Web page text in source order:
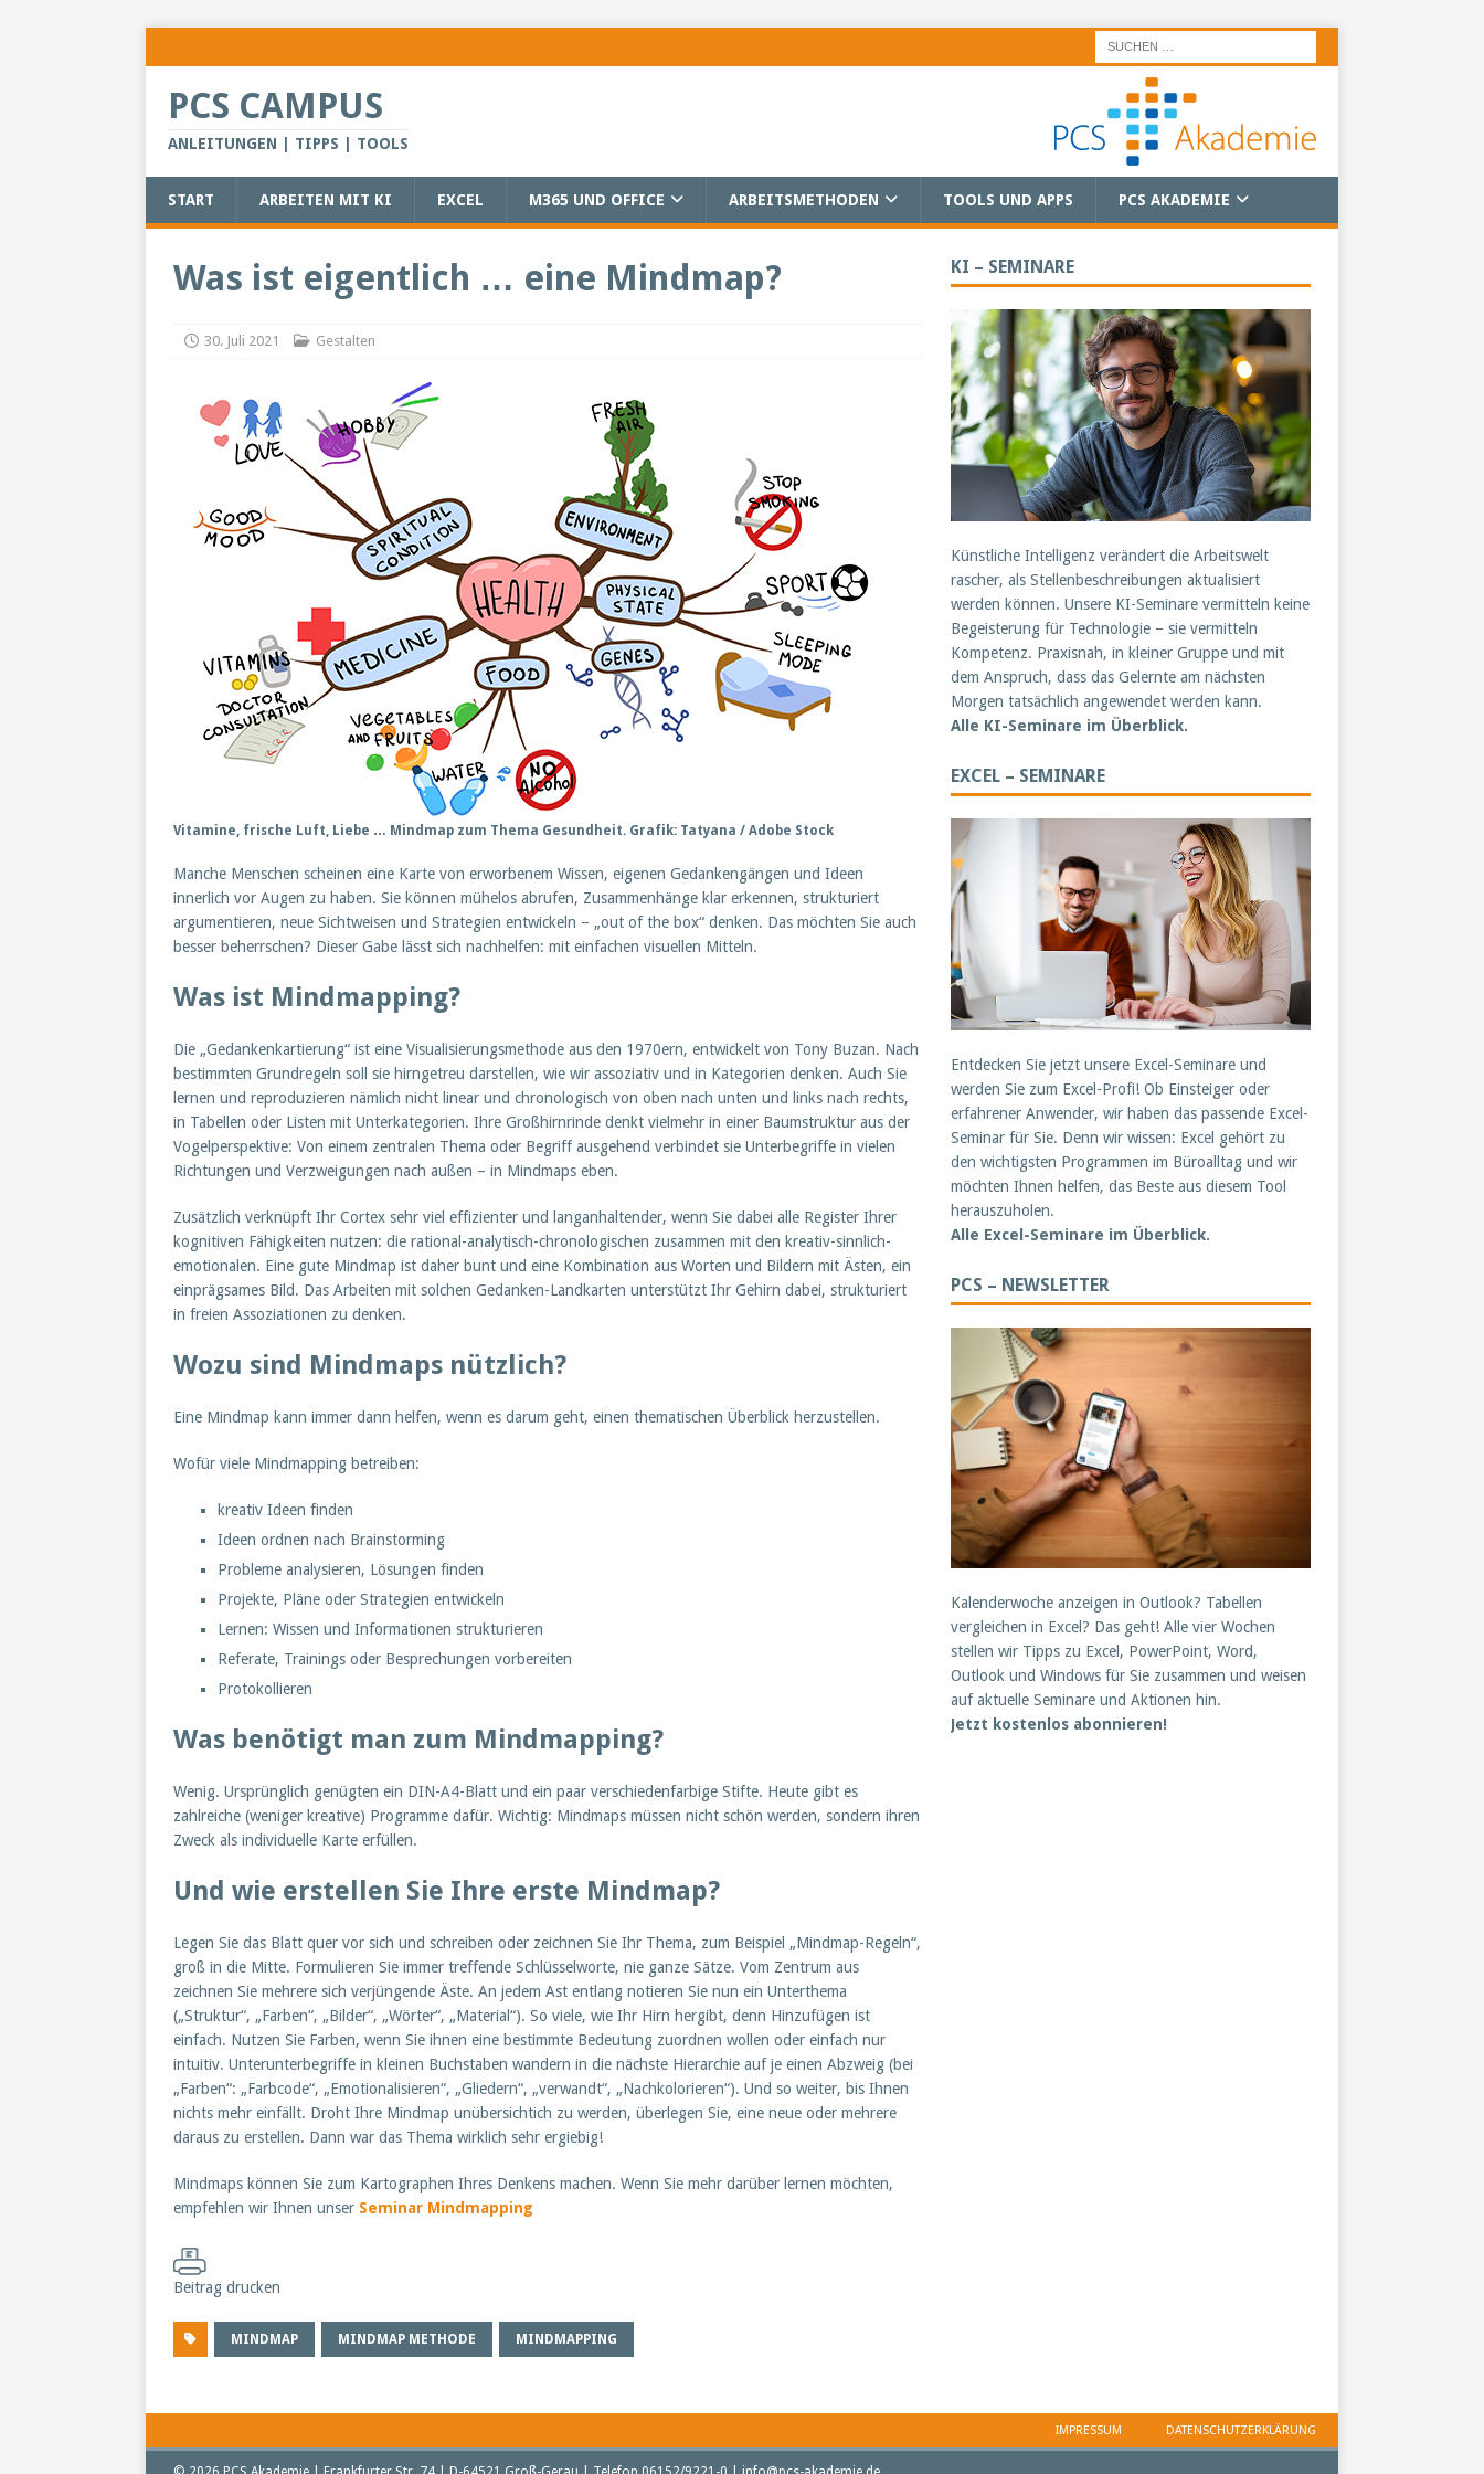
PCS CAMPUS
ANLEITUNGEN | TIPPS | TOOLS
START ARBEITEN MIT KI EXCEL M365 UND OFFICE ARBEITSMETHODEN TOOLS UND APPS PCS AKADEMIE
Was ist eigentlich … eine Mindmap?
30. Juli 2021 Gestalten
Vitamine, frische Luft, Liebe … Mindmap zum Thema Gesundheit. Grafik: Tatyana / Adobe Stock
Manche Menschen scheinen eine Karte von erworbenem Wissen, eigenen Gedankengängen und Ideen
innerlich vor Augen zu haben. Sie können mühelos abrufen, Zusammenhänge klar erkennen, strukturiert
argumentieren, neue Sichtweisen und Strategien entwickeln – „out of the box“ denken. Das möchten Sie auch
besser beherrschen? Dieser Gabe lässt sich nachhelfen: mit einfachen visuellen Mitteln.
Was ist Mindmapping?
Die „Gedankenkartierung“ ist eine Visualisierungsmethode aus den 1970ern, entwickelt von Tony Buzan. Nach
bestimmten Grundregeln soll sie hirngetreu darstellen, wie wir assoziativ und in Kategorien denken. Auch Sie
lernen und reproduzieren nämlich nicht linear und chronologisch von oben nach unten und links nach rechts,
in Tabellen oder Listen mit Unterkategorien. Ihre Großhirnrinde denkt vielmehr in einer Baumstruktur aus der
Vogelperspektive: Von einem zentralen Thema oder Begriff ausgehend verbindet sie Unterbegriffe in vielen
Richtungen und Verzweigungen nach außen – in Mindmaps eben.
Zusätzlich verknüpft Ihr Cortex sehr viel effizienter und langanhaltender, wenn Sie dabei alle Register Ihrer
kognitiven Fähigkeiten nutzen: die rational-analytisch-chronologischen zusammen mit den kreativ-sinnlich-
emotionalen. Eine gute Mindmap ist daher bunt und eine Kombination aus Worten und Bildern mit Ästen, ein
einprägsames Bild. Das Arbeiten mit solchen Gedanken-Landkarten unterstützt Ihr Gehirn dabei, strukturiert
in freien Assoziationen zu denken.
Wozu sind Mindmaps nützlich?
Eine Mindmap kann immer dann helfen, wenn es darum geht, einen thematischen Überblick herzustellen.
Wofür viele Mindmapping betreiben:
kreativ Ideen finden
Ideen ordnen nach Brainstorming
Probleme analysieren, Lösungen finden
Projekte, Pläne oder Strategien entwickeln
Lernen: Wissen und Informationen strukturieren
Referate, Trainings oder Besprechungen vorbereiten
Protokollieren
Was benötigt man zum Mindmapping?
Wenig. Ursprünglich genügten ein DIN-A4-Blatt und ein paar verschiedenfarbige Stifte. Heute gibt es
zahlreiche (weniger kreative) Programme dafür. Wichtig: Mindmaps müssen nicht schön werden, sondern ihren
Zweck als individuelle Karte erfüllen.
Und wie erstellen Sie Ihre erste Mindmap?
Legen Sie das Blatt quer vor sich und schreiben oder zeichnen Sie Ihr Thema, zum Beispiel „Mindmap-Regeln“,
groß in die Mitte. Formulieren Sie immer treffende Schlüsselworte, nie ganze Sätze. Vom Zentrum aus
zeichnen Sie mehrere sich verjüngende Äste. An jedem Ast entlang notieren Sie nun ein Unterthema
(„Struktur“, „Farben“, „Bilder“, „Wörter“, „Material“). So viele, wie Ihr Hirn hergibt, denn Hinzufügen ist
einfach. Nutzen Sie Farben, wenn Sie ihnen eine bestimmte Bedeutung zuordnen wollen oder einfach nur
intuitiv. Unterunterbegriffe in kleinen Buchstaben wandern in die nächste Hierarchie auf je einen Abzweig (bei
„Farben“: „Farbcode“, „Emotionalisieren“, „Gliedern“, „verwandt“, „Nachkolorieren“). Und so weiter, bis Ihnen
nichts mehr einfällt. Droht Ihre Mindmap unübersichtich zu werden, überlegen Sie, eine neue oder mehrere
daraus zu erstellen. Dann war das Thema wirklich sehr ergiebig!
Mindmaps können Sie zum Kartographen Ihres Denkens machen. Wenn Sie mehr darüber lernen möchten,
empfehlen wir Ihnen unser Seminar Mindmapping
Beitrag drucken
MINDMAP MINDMAP METHODE MINDMAPPING
KI – SEMINARE
Künstliche Intelligenz verändert die Arbeitswelt
rascher, als Stellenbeschreibungen aktualisiert
werden können. Unsere KI-Seminare vermitteln keine
Begeisterung für Technologie – sie vermitteln
Kompetenz. Praxisnah, in kleiner Gruppe und mit
dem Anspruch, dass das Gelernte am nächsten
Morgen tatsächlich angewendet werden kann.
Alle KI-Seminare im Überblick.
EXCEL – SEMINARE
Entdecken Sie jetzt unsere Excel-Seminare und
werden Sie zum Excel-Profi! Ob Einsteiger oder
erfahrener Anwender, wir haben das passende Excel-
Seminar für Sie. Denn wir wissen: Excel gehört zu
den wichtigsten Programmen im Büroalltag und wir
möchten Ihnen helfen, das Beste aus diesem Tool
herauszuholen.
Alle Excel-Seminare im Überblick.
PCS – NEWSLETTER
Kalenderwoche anzeigen in Outlook? Tabellen
vergleichen in Excel? Das geht! Alle vier Wochen
stellen wir Tipps zu Excel, PowerPoint, Word,
Outlook und Windows für Sie zusammen und weisen
auf aktuelle Seminare und Aktionen hin.
Jetzt kostenlos abonnieren!
IMPRESSUM DATENSCHUTZERKLÄRUNG